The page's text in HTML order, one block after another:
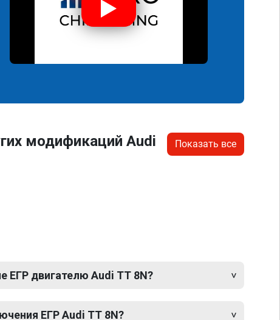
модификаций Audi
Показать все
ЕГР двигателю Audi TT 8N?
ЕГР Audi TT 8N?